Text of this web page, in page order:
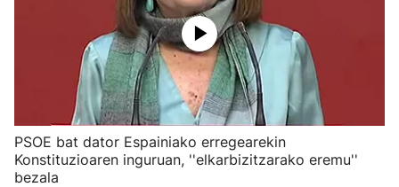
PSOE bat dator Espainiako erregearekin
Konstituzioaren inguruan, ''elkarbizitzarako eremu''
bezala